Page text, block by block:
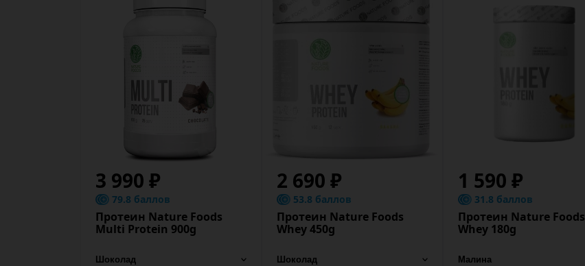
3 990 ₽
79.8 баллов
Протеин Nature Foods
Multi Protein 900g
2 690 ₽
53.8 баллов
Протеин Nature Foods
Whey 450g
1 590 ₽
31.8 баллов
Протеин Nature Foods
Whey 180g